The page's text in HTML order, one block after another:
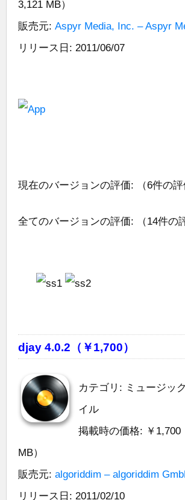
3,121 MB）
販売元: Aspyr Media, Inc. – Aspyr
リリース日: 2011/06/07
現在のバージョンの評価: （6件の評
全てのバージョンの評価: （14件の
djay 4.0.2（￥1,700）
カテゴリ: ミュージッ
イル
掲載時の価格: ￥1,700
MB）
販売元: algoriddim – algoriddim
リリース日: 2011/02/10